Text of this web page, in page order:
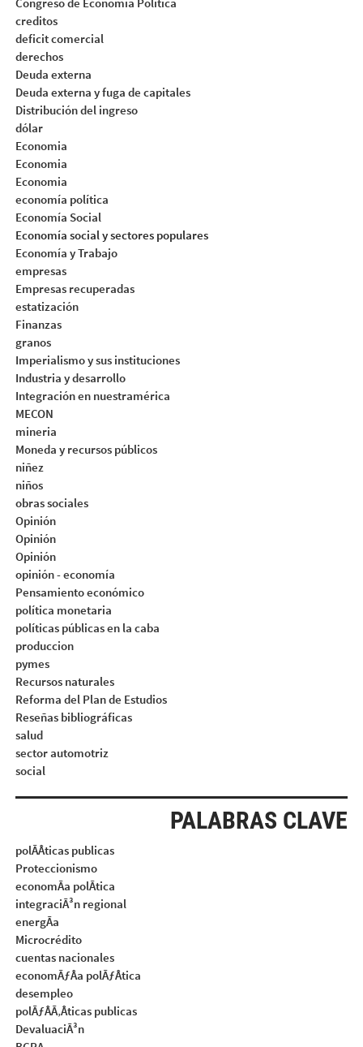
creditos
deficit comercial
derechos
Deuda externa
Deuda externa y fuga de capitales
Distribución del ingreso
dólar
Economia
Economia
Economia
economía política
Economía Social
Economía social y sectores populares
Economía y Trabajo
empresas
Empresas recuperadas
estatización
Finanzas
granos
Imperialismo y sus instituciones
Industria y desarrollo
Integración en nuestramérica
MECON
mineria
Moneda y recursos públicos
niñez
niños
obras sociales
Opinión
Opinión
Opinión
opinión - economía
Pensamiento económico
política monetaria
políticas públicas en la caba
produccion
pymes
Recursos naturales
Reforma del Plan de Estudios
Reseñas bibliográficas
salud
sector automotriz
social
PALABRAS CLAVE
polÃÂticas publicas
Proteccionismo
economÃa polÃtica
integraciÃ³n regional
energÃa
Microcrédito
cuentas nacionales
economÃƒÂa polÃƒÂtica
desempleo
polÃƒÂÃ‚Âticas publicas
DevaluaciÃ³n